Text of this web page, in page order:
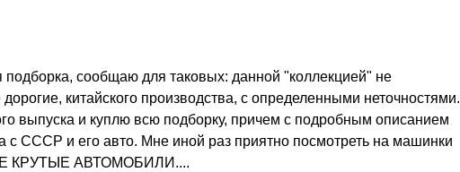
сообщаю для таковых: данной "коллекцией" не
китайского производства, с определенными неточностями.
и куплю всю подборку, причем с подробным описанием
с СССР и его авто. Мне иной раз приятно посмотреть на машинки
КРУТЫЕ АВТОМОБИЛИ....